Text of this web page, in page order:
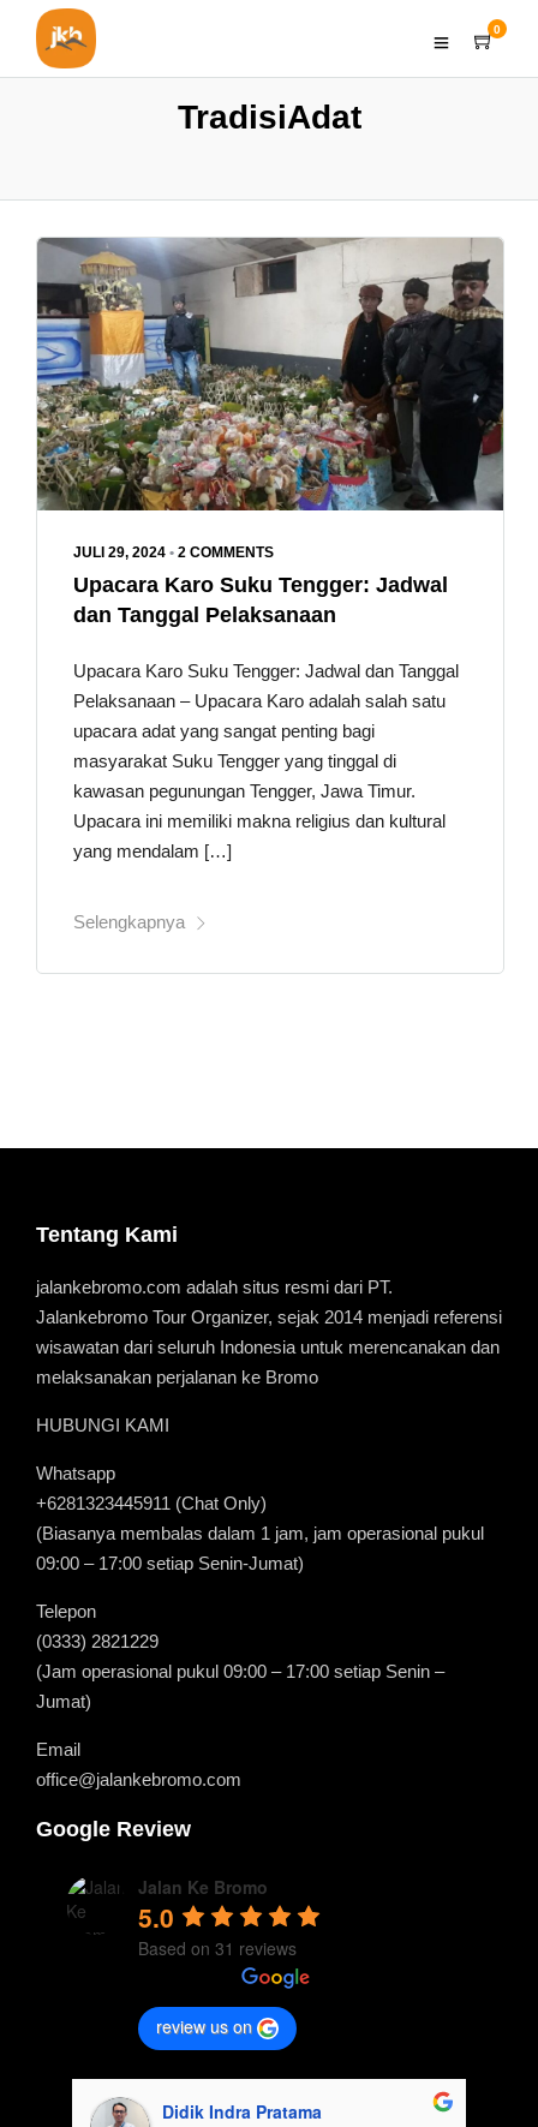
0
TradisiAdat
JULI 29, 2024 • 2 COMMENTS
Upacara Karo Suku Tengger: Jadwal
dan Tanggal Pelaksanaan
Upacara Karo Suku Tengger: Jadwal dan Tanggal
Pelaksanaan – Upacara Karo adalah salah satu
upacara adat yang sangat penting bagi
masyarakat Suku Tengger yang tinggal di
kawasan pegunungan Tengger, Jawa Timur.
Upacara ini memiliki makna religius dan kultural
yang mendalam […]
Selengkapnya
Tentang Kami
jalankebromo.com adalah situs resmi dari PT.
Jalankebromo Tour Organizer, sejak 2014 menjadi referensi
wisawatan dari seluruh Indonesia untuk merencanakan dan
melaksanakan perjalanan ke Bromo
HUBUNGI KAMI
Whatsapp
+6281323445911 (Chat Only)
(Biasanya membalas dalam 1 jam, jam operasional pukul
09:00 – 17:00 setiap Senin-Jumat)
Telepon
(0333) 2821229
(Jam operasional pukul 09:00 – 17:00 setiap Senin –
Jumat)
Email
office@jalankebromo.com
Google Review
Jalan Ke Bromo
5.0
Based on 31 reviews
review us on
Didik Indra Pratama